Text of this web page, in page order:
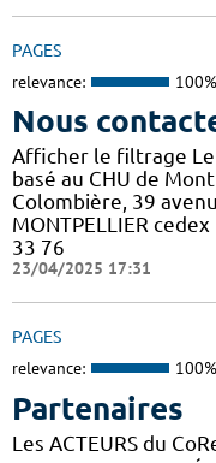
PAGES
relevance: 100%
Nous
Afficher le filtrage Le
basé au CHU de
Colombière, 39
MONTPELLIER
33 76
23/04/2025 17:31
PAGES
relevance: 100%
Partenaires
Les ACTEURS du